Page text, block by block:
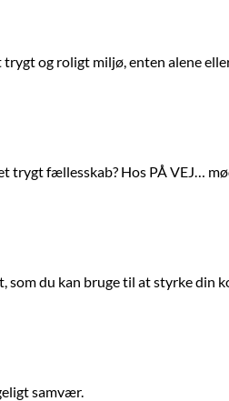
og roligt miljø, enten alene
trygt fællesskab? Hos PÅ VEJ…
som du kan bruge til at styrke din
samvær.